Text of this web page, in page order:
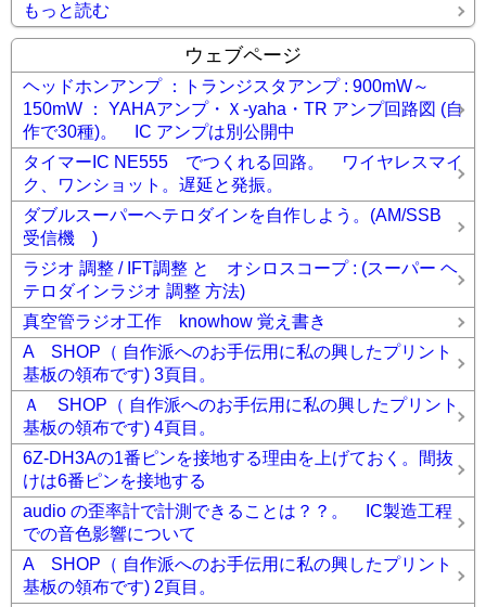
もっと読む
ウェブページ
ヘッドホンアンプ ：トランジスタアンプ : 900mW～
150mW ： YAHAアンプ・Ｘ-yaha・TR アンプ回路図 (自
作で30種)。 IC アンプは別公開中
タイマーIC NE555 でつくれる回路。 ワイヤレスマイ
ク、ワンショット。遅延と発振。
ダブルスーパーヘテロダインを自作しよう。(AM/SSB
受信機 )
ラジオ 調整 / IFT調整 と オシロスコープ : (スーパー ヘ
テロダインラジオ 調整 方法)
真空管ラジオ工作 knowhow 覚え書き
A SHOP（ 自作派へのお手伝用に私の興したプリント
基板の領布です) 3頁目。
Ａ SHOP（ 自作派へのお手伝用に私の興したプリント
基板の領布です) 4頁目。
6Z-DH3Aの1番ピンを接地する理由を上げておく。間抜
けは6番ピンを接地する
audio の歪率計で計測できることは？？。 IC製造工程
での音色影響について
A SHOP（ 自作派へのお手伝用に私の興したプリント
基板の領布です) 2頁目。